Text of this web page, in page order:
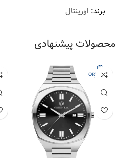
برند: اورینتال
محصولات پیشنهادی